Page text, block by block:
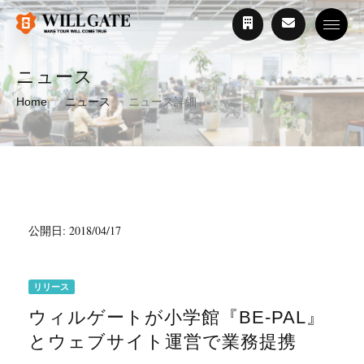
ニュース
Home ニュース ニュース詳細
公開日: 2018/04/17
リリース
ウィルゲートが小学館『BE-PAL』
とウェブサイト運営で業務提携